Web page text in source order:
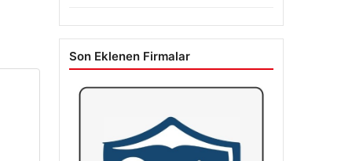
Son Eklenen Firmalar